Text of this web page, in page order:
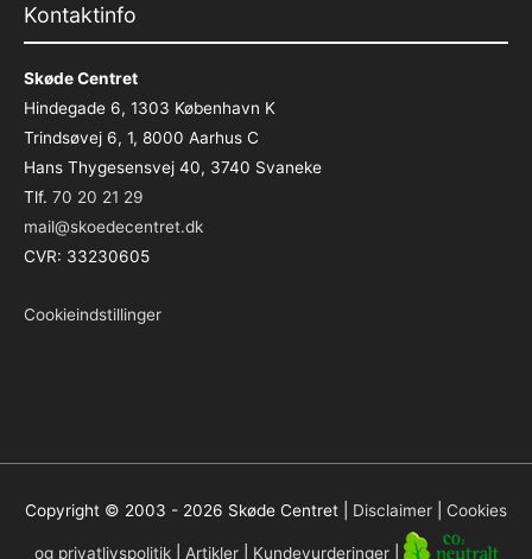
Kontaktinfo
Skøde Centret
Hindegade 6, 1303 København K
Trindsøvej 6, 1, 8000 Aarhus C
Hans Thygesensvej 40, 3740 Svaneke
Tlf. 70 20 21 29
mail@skoedecentret.dk
CVR: 33230605
Cookieindstillinger
Copyright © 2003 - 2026 Skøde Centret Disclaimer Cookies
og privatlivspolitik| Artikler| Kundevurderinger|